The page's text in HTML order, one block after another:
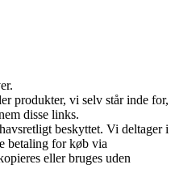
produkter, vi selv står inde for,
disse links.
beskyttet. Vi deltager i
betaling for køb via
eller bruges uden